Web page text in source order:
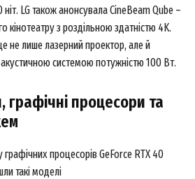
ніт. LG також анонсувала CineBeam Qube –
з роздільною здатністю 4K.
не лише лазерний проектор, але й
системою потужністю 100 Вт.
графічні процесори та
графічних процесорів GeForce RTX 40
такі моделі